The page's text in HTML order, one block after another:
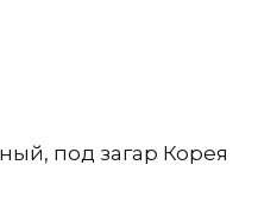
под загар Корея